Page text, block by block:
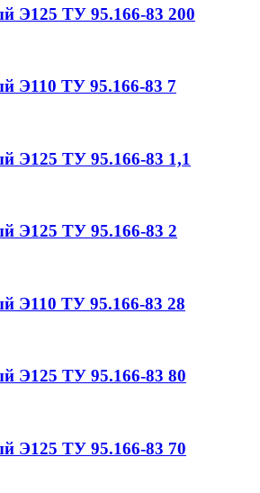
Э125 ТУ 95.166-83 200
Э110 ТУ 95.166-83 7
Э125 ТУ 95.166-83 1,1
Э125 ТУ 95.166-83 2
Э110 ТУ 95.166-83 28
Э125 ТУ 95.166-83 80
Э125 ТУ 95.166-83 70